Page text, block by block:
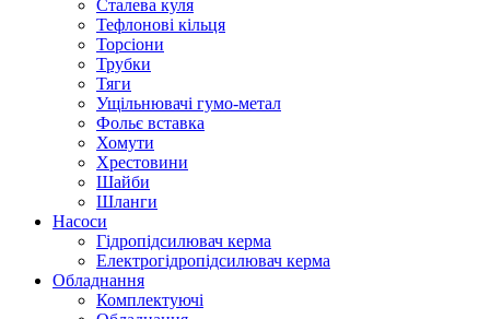
Сталева куля
Тефлонові кільця
Торсіони
Трубки
Тяги
Ущільнювачі гумо-метал
Фольє вставка
Хомути
Хрестовини
Шайби
Шланги
Насоси
Гідропідсилювач керма
Електрогідропідсилювач керма
Обладнання
Комплектуючі